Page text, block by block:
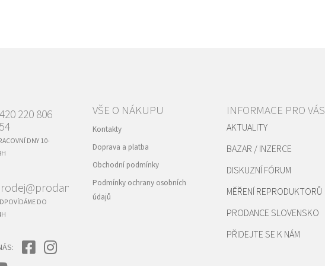
220 806
DNY 10-
DO
VŠE O NÁKUPU
Kontakty
Doprava a platba
Obchodní podmínky
Podmínky ochrany osobních
údajů
INFORMACE PRO VÁS
AKTUALITY
BAZAR / INZERCE
DISKUZNÍ FÓRUM
MĚŘENÍ REPRODUKTORŮ
PRODANCE SLOVENSKO
PŘIDEJTE SE K NÁM